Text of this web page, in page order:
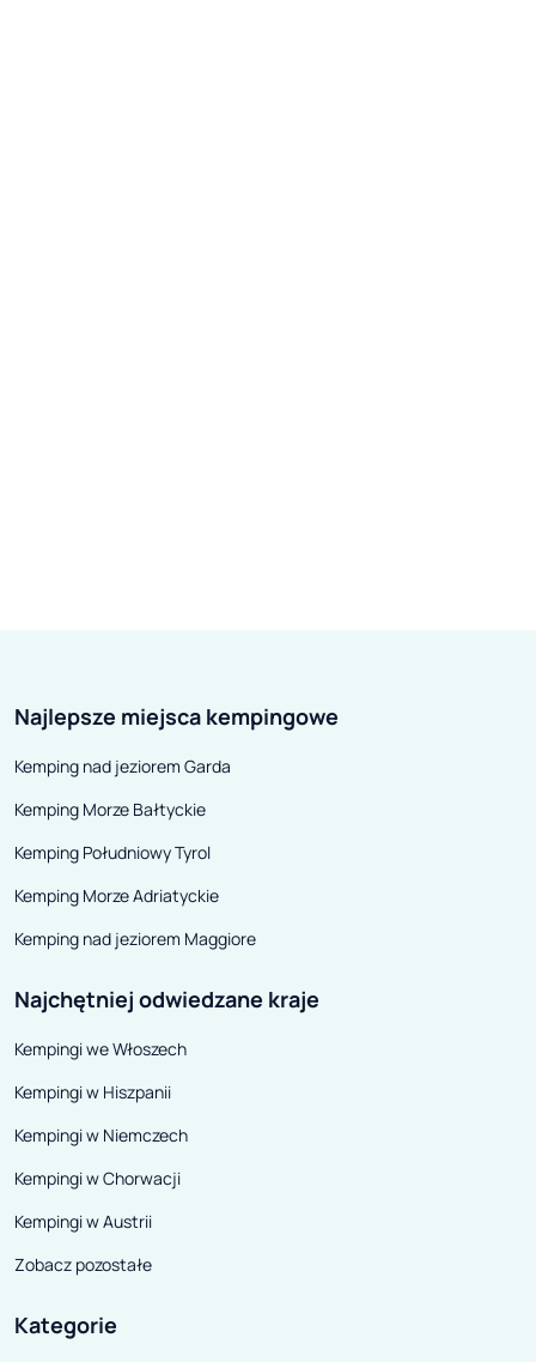
Najlepsze miejsca kempingowe
Kemping nad jeziorem Garda
Kemping Morze Bałtyckie
Kemping Południowy Tyrol
Kemping Morze Adriatyckie
Kemping nad jeziorem Maggiore
Najchętniej odwiedzane kraje
Kempingi we Włoszech
Kempingi w Hiszpanii
Kempingi w Niemczech
Kempingi w Chorwacji
Kempingi w Austrii
Zobacz pozostałe
Kategorie